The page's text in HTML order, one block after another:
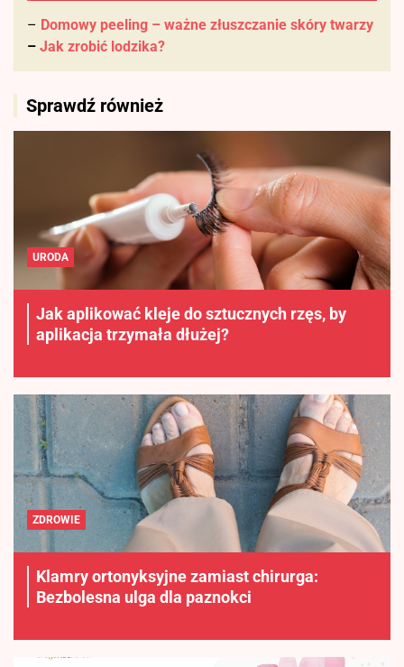
– Domowy peeling – ważne złuszczanie skóry twarzy
– Jak zrobić lodzika?
Sprawdź również
URODA
Jak aplikować kleje do sztucznych rzęs, by
aplikacja trzymała dłużej?
ZDROWIE
Klamry ortonyksyjne zamiast chirurga:
Bezbolesna ulga dla paznokci